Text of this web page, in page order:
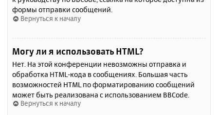
формы отправки сообщений.
Вернуться к началу
Могу ли я использовать HTML?
Нет. На этой конференции невозможны отправка и
обработка HTML-кода в сообщениях. Большая часть
возможностей HTML по форматированию сообщений
может быть реализована с использованием BBCode.
Вернуться к началу